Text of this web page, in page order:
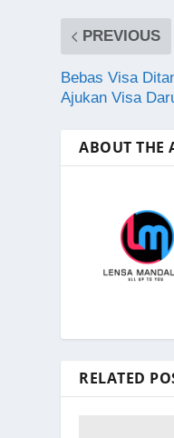
PREVIOUS
Bebas Visa
Ajukan Visa
ABOUT THE
RELATED